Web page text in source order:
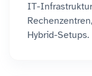
IT-
Hybrid-Setups.